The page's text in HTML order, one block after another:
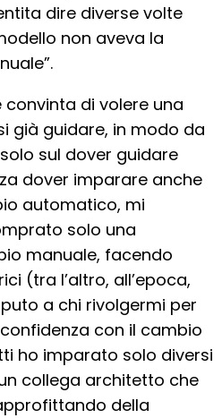
dire diverse volte
non aveva la
di volere una
già guidare, in modo da
sul dover guidare
dover imparare anche
automatico, mi
solo una
manuale, facendo
(tra l’altro, all’epoca,
a chi rivolgermi per
con il cambio
ho imparato solo diversi
collega architetto che
della